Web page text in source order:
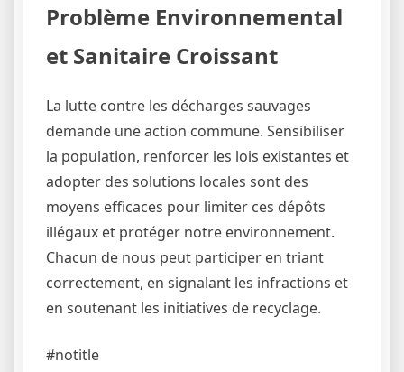
Problème Environnemental
et Sanitaire Croissant
La lutte contre les décharges sauvages
demande une action commune. Sensibiliser
la population, renforcer les lois existantes et
adopter des solutions locales sont des
moyens efficaces pour limiter ces dépôts
illégaux et protéger notre environnement.
Chacun de nous peut participer en triant
correctement, en signalant les infractions et
en soutenant les initiatives de recyclage.
#notitle